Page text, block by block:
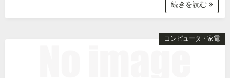
続きを読む
コンピュータ・家電